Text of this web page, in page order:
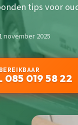
tips voor
november 2025
085 019 58 22